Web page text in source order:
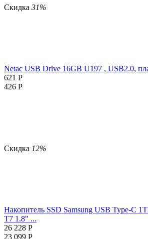
Скидка 31%
Netac USB Drive 16GB U197 , USB2.0,
621 Р
426 Р
Скидка 12%
Накопитель SSD Samsung USB Type-C
T7 1.8" ...
26 228 Р
23 099 Р